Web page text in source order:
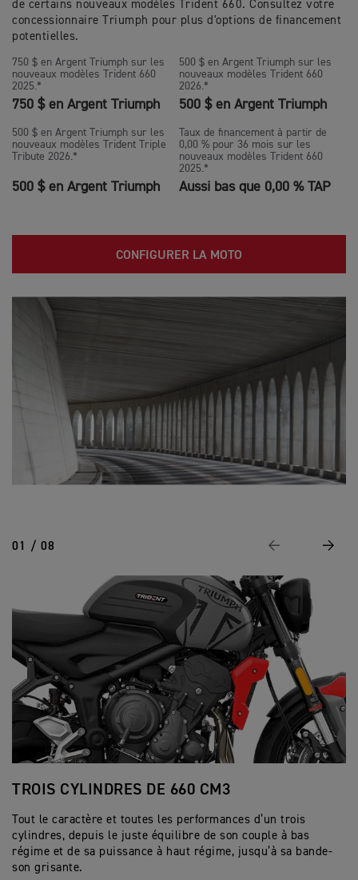
de certains nouveaux modèles Trident 660. Consultez votre
concessionnaire Triumph pour plus d'options de financement
potentielles.
750 $ en Argent Triumph sur les
nouveaux modèles Trident 660
2025.*
750 $ en Argent Triumph
500 $ en Argent Triumph sur les
nouveaux modèles Trident 660
2026.*
500 $ en Argent Triumph
500 $ en Argent Triumph sur les
nouveaux modèles Trident Triple
Tribute 2026.*
500 $ en Argent Triumph
Taux de financement à partir de
0,00 % pour 36 mois sur les
nouveaux modèles Trident 660
2025.*
Aussi bas que 0,00 % TAP
CONFIGURER LA MOTO
01 / 08 Page Précédente
TROIS CYLINDRES DE 660 CM3
Tout le caractère et toutes les performances d’un trois
cylindres, depuis le juste équilibre de son couple à bas
régime et de sa puissance à haut régime, jusqu’à sa bande-
son grisante.